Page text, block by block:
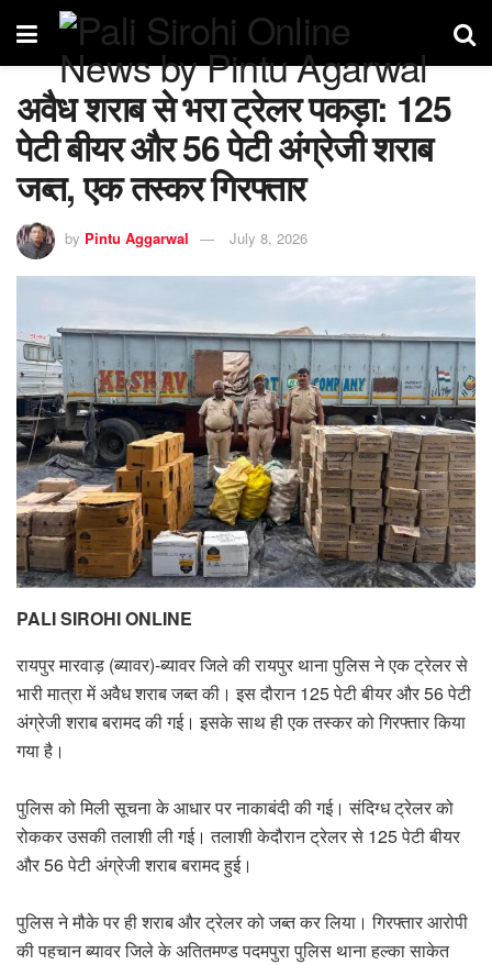
अवैध शराब से भरा ट्रेलर पकड़ा: 125
पेटी बीयर और 56 पेटी अंग्रेजी शराब
जब्त, एक तस्कर गिरफ्तार
by Pintu Aggarwal July 8, 2026
PALI SIROHI ONLINE
रायपुर मारवाड़ (ब्यावर)-ब्यावर जिले की रायपुर थाना पुलिस ने एक ट्रेलर से
भारी मात्रा में अवैध शराब जब्त की। इस दौरान 125 पेटी बीयर और 56 पेटी
अंग्रेजी शराब बरामद की गई। इसके साथ ही एक तस्कर को गिरफ्तार किया
गया है।
पुलिस को मिली सूचना के आधार पर नाकाबंदी की गई। संदिग्ध ट्रेलर को
रोककर उसकी तलाशी ली गई। तलाशी केदौरान ट्रेलर से 125 पेटी बीयर
और 56 पेटी अंग्रेजी शराब बरामद हुई।
पुलिस ने मौके पर ही शराब और ट्रेलर को जब्त कर लिया। गिरफ्तार आरोपी
की पहचान ब्यावर जिले के अतितमण्ड पदमपुरा पुलिस थाना हल्का साकेत